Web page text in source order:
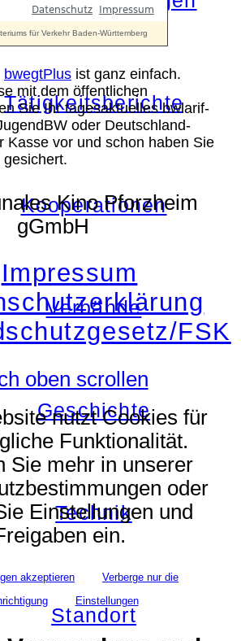
Tätigkeitsberichte
Kooperationen
Verbände
Geschichte
Technik
Standort
bwegtPlus ist ganz einfach.
mit dem öffentlichen
Sie Ihr tagesaktuelles bwlarif-
oder Deutschland-
Kasse vor und schon haben Sie
Kino Pforzheim
gGmbH
Impressum
FSK
oben scrollen
nutzt Cookies für
Funktionalität.
Sie mehr in unserer
oder
Einstellungen und
ein.
akzeptieren
Verberge nur die
Einstellungen